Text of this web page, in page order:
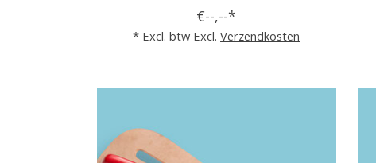
€--,--*
* Excl. btw Excl.Verzendkosten